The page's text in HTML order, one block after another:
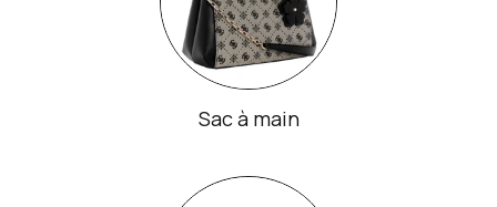
Sac à main